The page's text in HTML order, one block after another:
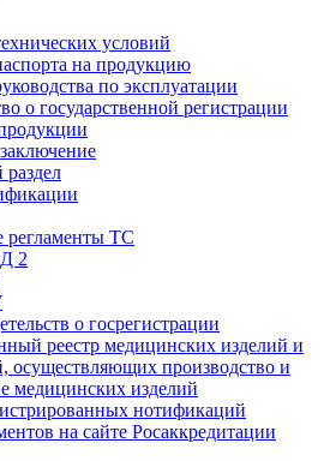
условий
на продукцию
по эксплуатации
о государственной регистрации
регламенты ТС
2
о госрегистрации
реестр медицинских изделий и
осуществляющих производство и
медицинских изделий
нотификаций
на сайте Росаккредитации